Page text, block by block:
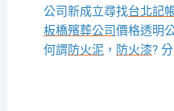
公司新成立尋找台北記
板橋殯葬公司價格透明
何謂防火泥， 防火漆?